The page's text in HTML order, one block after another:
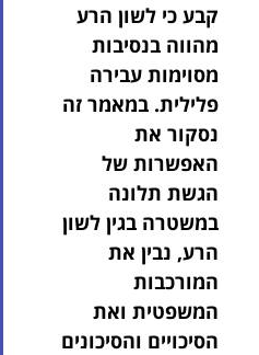
קבע כי לשון הרע
מהווה בנסיבות
מסוימות עבירה
פלילית.במאמר זה
נסקור את
האפשרות של
הגשת תלונה
במשטרה בגין לשון
הרע, נבין את
המורכבות
המשפטית ואת
הסיכויים והסיכונים